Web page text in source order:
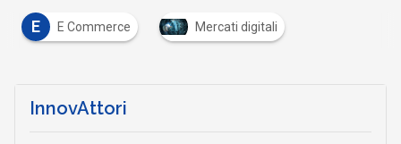
E E Commerce Mercati digitali
InnovAttori